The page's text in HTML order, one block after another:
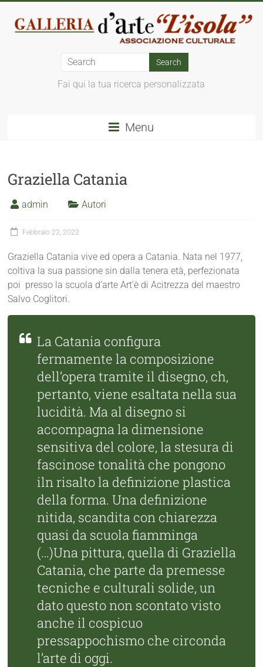
Fai qui la tua ricerca personalizzata
Menu
Graziella Catania
admin Autori
Febbraio 22, 2022
Graziella Catania vive ed opera a Catania. Nata nel 1977,
coltiva la sua passione sin dalla tenera età, perfezionata
poi presso la scuola d’arte Art’è di Acitrezza del maestro
Salvo Coglitori.
La Catania configura
fermamente la composizione
dell’opera tramite il disegno, ch,
pertanto, viene esaltata nella sua
lucidità. Ma al disegno si
accompagna la dimensione
sensitiva del colore, la stesura di
fascinose tonalità che pongono
iln risalto la definizione plastica
della forma. Una definizione
nitida, scandita con chiarezza
quasi da scuola fiamminga
(…)Una pittura, quella di Graziella
Catania, che parte da premesse
tecniche e culturali solide, un
dato questo non scontato visto
anche il cospicuo
pressappochismo che circonda
l’arte di oggi.